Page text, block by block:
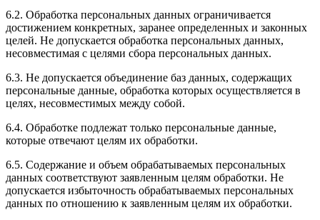
6.2. Обработка персональных данных ограничивается
достижением конкретных, заранее определенных и законных
целей. Не допускается обработка персональных данных,
несовместимая с целями сбора персональных данных.
6.3. Не допускается объединение баз данных, содержащих
персональные данные, обработка которых осуществляется в
целях, несовместимых между собой.
6.4. Обработке подлежат только персональные данные,
которые отвечают целям их обработки.
6.5. Содержание и объем обрабатываемых персональных
данных соответствуют заявленным целям обработки. Не
допускается избыточность обрабатываемых персональных
данных по отношению к заявленным целям их обработки.